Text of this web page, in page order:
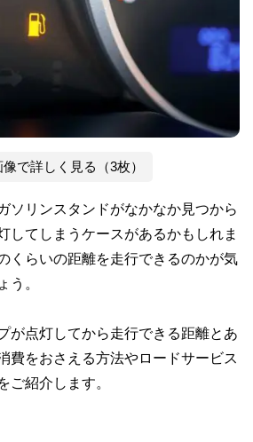
像で詳しく見る（3枚）
ソリンスタンドがなかなか見つから
してしまうケースがあるかもしれま
くらいの距離を走行できるのかが気
う。
が点灯してから走行できる距離とあ
費をおさえる方法やロードサービス
ご紹介します。